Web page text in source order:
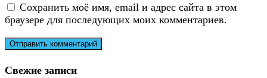
Сохранить моё имя, email и адрес сайта в этом
браузере для последующих моих комментариев.
Свежие записи